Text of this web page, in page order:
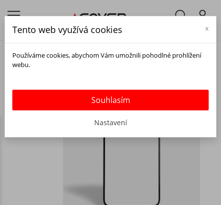
Tento web využívá cookies x
Používáme cookies, abychom Vám umožnili pohodlné prohlížení
webu.
Souhlasím
Nastavení